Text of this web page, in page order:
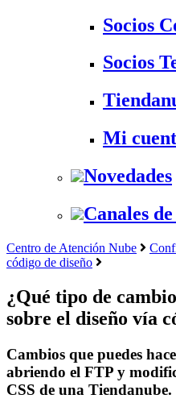
Socios
Socios
Mi
Novedades
Canales
Centro de Atención Nube
código de diseño
¿Qué tipo de
sobre el diseño vía
Cambios que puedes
abriendo el FTP y
CSS de una Tiendanube.